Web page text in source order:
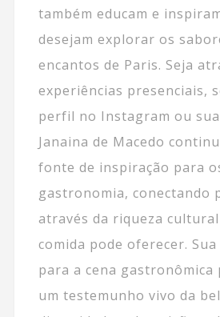
também educam e
desejam explorar os
encantos de Paris. Seja
experiências presenciais,
perfil no Instagram ou
Janaina de Macedo
fonte de inspiração para
gastronomia, conectando
através da riqueza
comida pode oferecer.
para a cena gastronômica
um testemunho vivo da